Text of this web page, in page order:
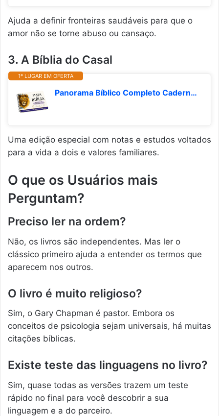
Ajuda a definir fronteiras saudáveis para que o
amor não se torne abuso ou cansaço.
3. A Bíblia do Casal
1º LUGAR EM OFERTA
Panorama Bíblico Completo Caderno Didático Bíblia Apostila Estudo Mapas Mentais Gênesis a Apocalipse (Capa 1)
Uma edição especial com notas e estudos voltados
para a vida a dois e valores familiares.
O que os Usuários mais
Perguntam?
Preciso ler na ordem?
Não, os livros são independentes. Mas ler o
clássico primeiro ajuda a entender os termos que
aparecem nos outros.
O livro é muito religioso?
Sim, o Gary Chapman é pastor. Embora os
conceitos de psicologia sejam universais, há muitas
citações bíblicas.
Existe teste das linguagens no livro?
Sim, quase todas as versões trazem um teste
rápido no final para você descobrir a sua
linguagem e a do parceiro.